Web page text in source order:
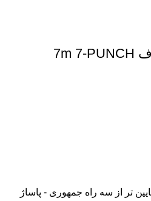
پانچ پوستی یکبار مصرف 7m 7-PUNCH
تر از سه راه جمهوری - پاساژ